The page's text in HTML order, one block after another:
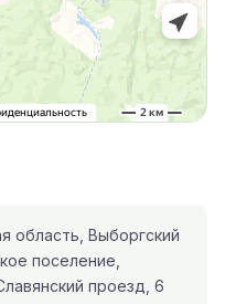
область, Выборгский
поселение,
проезд, 6